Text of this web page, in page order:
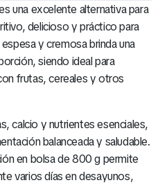
una excelente alternativa para
delicioso y práctico para
y cremosa brinda una
siendo ideal para
frutas, cereales y otros
calcio y nutrientes esenciales,
balanceada y saludable.
en bolsa de 800 g permite
varios días en desayunos,